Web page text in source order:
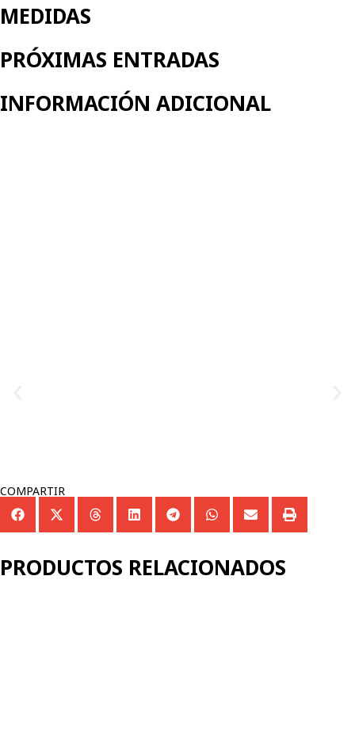
MEDIDAS
PRÓXIMAS ENTRADAS
INFORMACIÓN ADICIONAL
COMPARTIR
PRODUCTOS RELACIONADOS